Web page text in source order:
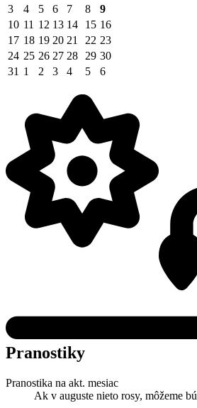
3
4 5 6 7 8
9
10 11 12 13 14 15 16
17 18 19 20 21 22 23
24 25 26 27 28 29 30
31 1 2 3 4 5 6
Pranostiky
Pranostika na akt. mesiac
Ak v auguste nieto rosy, môžeme